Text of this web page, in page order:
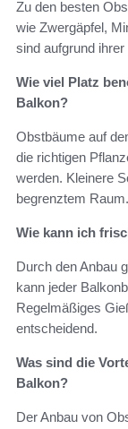
Zu den besten
wie Zwergäpfel,
sind aufgrund
Wie viel Platz
Balkon?
Obstbäume auf
die richtigen
werden. Kleinere
begrenztem Raum.
Wie kann ich
Durch den Anbau
kann jeder
Regelmäßiges
entscheidend.
Was sind die
Balkon?
Der Anbau von